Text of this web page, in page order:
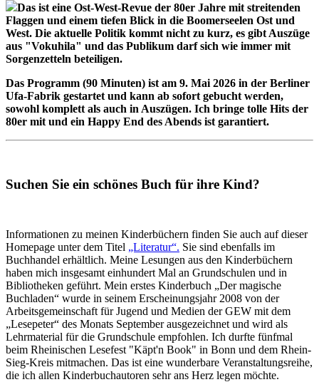
Das ist eine Ost-West-Revue der 80er Jahre mit streitenden
Flaggen und einem tiefen Blick in die Boomerseelen Ost und
West. Die aktuelle Politik kommt nicht zu kurz, es gibt Auszüge
aus "Vokuhila" und das Publikum darf sich wie immer mit
Sorgenzetteln beteiligen.
Das Programm (90 Minuten) ist am 9. Mai 2026 in der Berliner
Ufa-Fabrik gestartet und kann ab sofort gebucht werden,
sowohl komplett als auch in Auszügen. Ich bringe tolle Hits der
80er mit und ein Happy End des Abends ist garantiert.
Suchen Sie ein schönes Buch für ihre Kind?
Informationen zu meinen Kinderbüchern finden Sie auch auf dieser
Homepage unter dem Titel „Literatur“. Sie sind ebenfalls im
Buchhandel erhältlich. Meine Lesungen aus den Kinderbüchern
haben mich insgesamt einhundert Mal an Grundschulen und in
Bibliotheken geführt. Mein erstes Kinderbuch „Der magische
Buchladen“ wurde in seinem Erscheinungsjahr 2008 von der
Arbeitsgemeinschaft für Jugend und Medien der GEW mit dem
„Lesepeter“ des Monats September ausgezeichnet und wird als
Lehrmaterial für die Grundschule empfohlen. Ich durfte fünfmal
beim Rheinischen Lesefest "Käpt'n Book" in Bonn und dem Rhein-
Sieg-Kreis mitmachen. Das ist eine wunderbare Veranstaltungsreihe,
die ich allen Kinderbuchautoren sehr ans Herz legen möchte.